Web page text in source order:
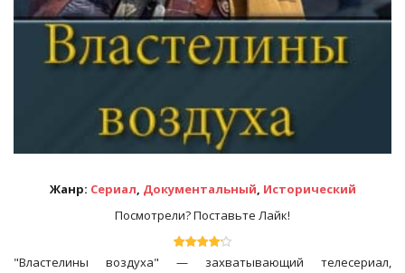
Жанр: Сериал, Документальный, Исторический
Посмотрели? Поставьте Лайк!
"Властелины воздуха" — захватывающий телесериал,